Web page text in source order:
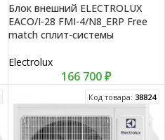
Блок внешний ELECTROLUX
EACO/I-28 FMI-4/N8_ERP Free
match сплит-системы
Electrolux
166 700₽
Код товара: 38824